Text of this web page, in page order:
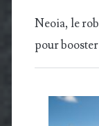
Neoia, le
pour